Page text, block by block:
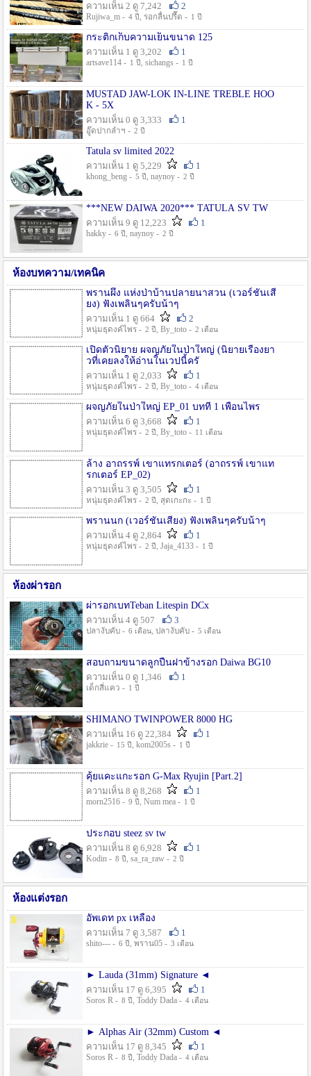
ความเห็น 2 ดู 7,242
2
Rujiwa_m - 4 ปี , รอกลื่นปรื๊ด - 1 ปี
กระติกเก็บความเย็นขนาด 125
ความเห็น 1 ดู 3,202
1
artsave114 - 1 ปี , sichangs - 1 ปี
MUSTAD JAW-LOK IN-LINE TREBLE HOO
K - 5X
ความเห็น 0 ดู 3,333
1
อู๊ดปากลำฯ - 2 ปี
Tatula sv limited 2022
ความเห็น 1 ดู 5,229
1
khong_beng - 5 ปี , naynoy - 2 ปี
***NEW DAIWA 2020*** TATULA SV TW
ความเห็น 9 ดู 12,223
1
hakky - 6 ปี , naynoy - 2 ปี
ห้องบทความ/เทคนิค
พรานผึ้ง แห่งป่าบ้านปลายนาสวน (เวอร์ชั่นเสี
ยง) ฟังเพลินๆครับน้าๆ
ความเห็น 1 ดู 664
2
หนุ่มธุดงค์ไพร - 2 ปี , By_toto - 2 เดือน
เปิดตัวนิยาย ผจญภัยในป่าใหญ่ (นิยายเรื่องยา
วที่เคยลงให้อ่านในเวปนี้ครั
ความเห็น 1 ดู 2,033
1
หนุ่มธุดงค์ไพร - 2 ปี , By_toto - 4 เดือน
ผจญภัยในป่าใหญ่ EP_01 บทที่ 1 เพื่อนไพร
ความเห็น 6 ดู 3,668
1
หนุ่มธุดงค์ไพร - 2 ปี , By_toto - 11 เดือน
ล้าง อาถรรพ์ เขาแทรกเตอร์ (อาถรรพ์ เขาแท
รกเตอร์ EP_02)
ความเห็น 3 ดู 3,505
1
หนุ่มธุดงค์ไพร - 2 ปี , สุดเกะกะ - 1 ปี
พรานนก (เวอร์ชั่นเสียง) ฟังเพลินๆครับน้าๆ
ความเห็น 4 ดู 2,864
1
หนุ่มธุดงค์ไพร - 2 ปี , Jaja_4133 - 1 ปี
ห้องผ่ารอก
ผ่ารอกเบทTeban Litespin DCx
ความเห็น 4 ดู 507
3
ปลางับคับ - 6 เดือน, ปลางับคับ - 5 เดือน
สอบถามขนาดลูกปืนฝาข้างรอก Daiwa BG10
ความเห็น 0 ดู 1,346
1
เด็กสี่แคว - 1 ปี
SHIMANO TWINPOWER 8000 HG
ความเห็น 16 ดู 22,384
1
jakkrie - 15 ปี , kom2005s - 1 ปี
คุ้ยแคะแกะรอก G-Max Ryujin [Part.2]
ความเห็น 8 ดู 8,268
1
morn2516 - 9 ปี , Num mea - 1 ปี
ประกอบ steez sv tw
ความเห็น 8 ดู 6,928
1
Kodin - 8 ปี , sa_ra_raw - 2 ปี
ห้องแต่งรอก
อัพเดท px เหลือง
ความเห็น 7 ดู 3,587
1
shito--- - 6 ปี , พราน05 - 3 เดือน
► Lauda (31mm) Signature ◄
ความเห็น 17 ดู 6,395
1
Soros R - 8 ปี , Toddy Dada - 4 เดือน
► Alphas Air (32mm) Custom ◄
ความเห็น 17 ดู 8,345
1
Soros R - 8 ปี , Toddy Dada - 4 เดือน